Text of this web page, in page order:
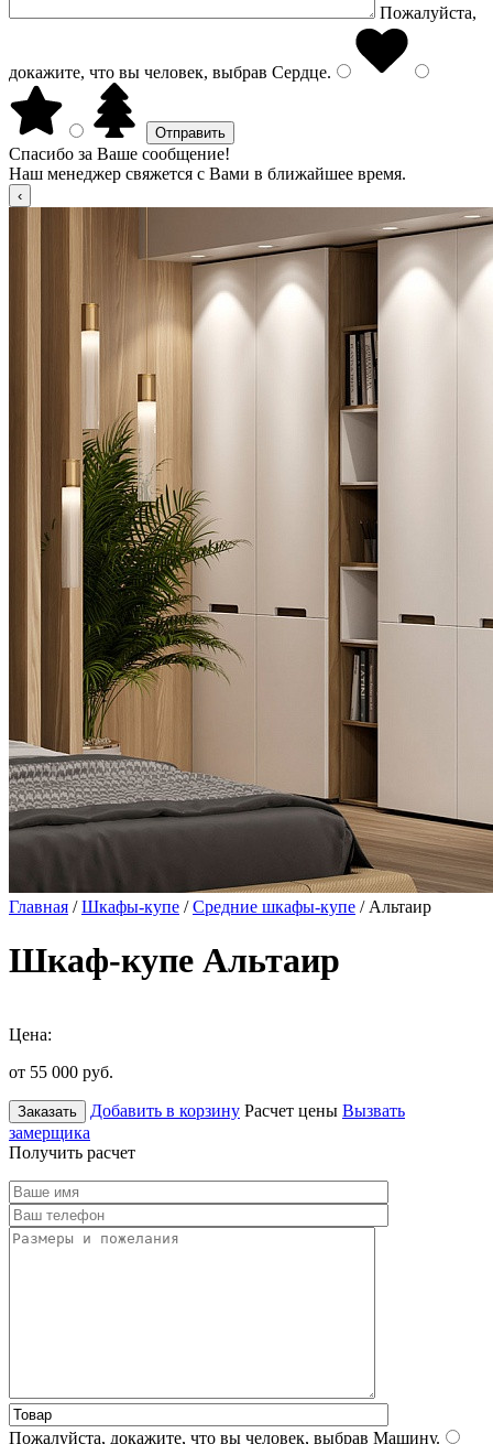
Пожалуйста,
докажите, что вы человек, выбрав Сердце.
Спасибо за Ваше сообщение!
Наш менеджер свяжется с Вами в ближайшее время.
Главная /Шкафы-купе /Средние шкафы-купе / Альтаир
Шкаф-купе Альтаир
Цена:
от 55 000 руб.
Заказать Добавить в корзину Расчет цены Вызвать
замерщика
Получить расчет
Пожалуйста, докажите, что вы человек, выбрав Машину.